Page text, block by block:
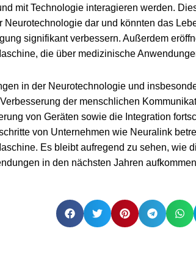
mit Technologie interagieren werden.
Neurotechnologie dar und könnten das
signifikant verbessern. Außerdem
die über medizinische
in der Neurotechnologie und
der menschlichen
von Geräten sowie die Integration
von Unternehmen wie Neuralink
Es bleibt aufregend zu sehen, wie
in den nächsten Jahren